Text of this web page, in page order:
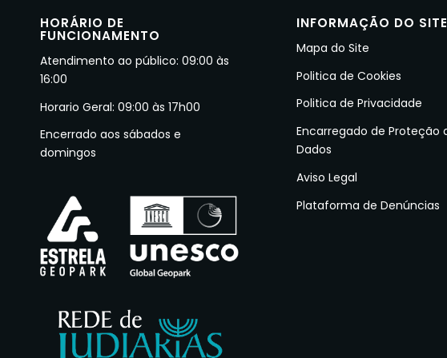
HORÁRIO DE
FUNCIONAMENTO
Atendimento ao público: 09:00 às
16:00
Horario Geral: 09:00 às 17h00
Encerrado aos sábados e
domingos
INFORMAÇÃO DO
Mapa do Site
Politica de Cookies
Politica de Privacidade
Encarregado de Proteção
Dados
Aviso Legal
Plataforma de Denúncias